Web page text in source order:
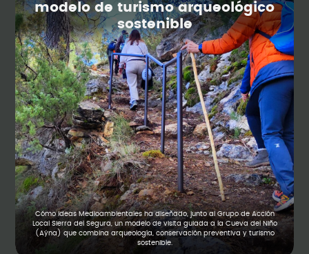
modelo de turismo arqueológico
sostenible
Cómo Ideas Medioambientales ha diseñado, junto al Grupo de Acción
Local Sierra del Segura, un modelo de visita guiada a la Cueva del Niño
(Aýna) que combina arqueología, conservación preventiva y turismo
sostenible.